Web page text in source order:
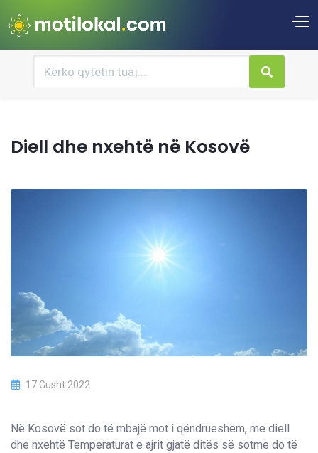
Diell dhe nxehtë në Kosovë
17 Gusht 2022
Në Kosovë sot do të mbajë mot i qëndrueshëm, me diell
dhe nxehtë Temperaturat e ajrit gjatë ditës së sotme do të